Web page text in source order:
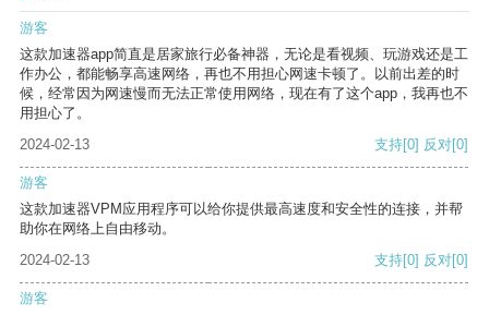
游客
这款加速器app简直是居家旅行必备神器，无论是看视频、玩游戏还是工
作办公，都能畅享高速网络，再也不用担心网速卡顿了。以前出差的时
候，经常因为网速慢而无法正常使用网络，现在有了这个app，我再也不
用担心了。
2024-02-13
支持[0] 反对[0]
游客
这款加速器VPM应用程序可以给你提供最高速度和安全性的连接，并帮
助你在网络上自由移动。
2024-02-13
支持[0] 反对[0]
游客